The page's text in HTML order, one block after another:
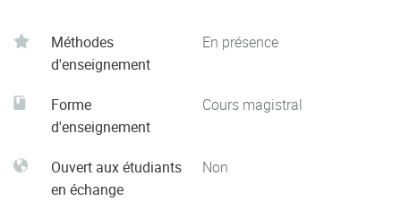
Méthodes
d'enseignement
En présence
Forme
d'enseignement
Cours magistral
Ouvert aux étudiants
en échange
Non